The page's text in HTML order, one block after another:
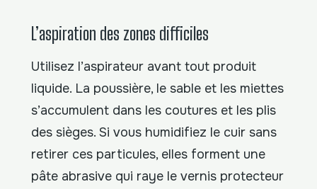
L’aspiration des zones difficiles
Utilisez l’aspirateur avant tout produit
liquide. La poussière, le sable et les miettes
s’accumulent dans les coutures et les plis
des sièges. Si vous humidifiez le cuir sans
retirer ces particules, elles forment une
pâte abrasive qui raye le vernis protecteur